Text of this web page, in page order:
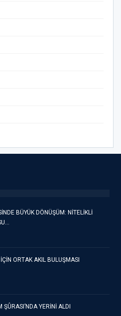
BÜYÜK DÖNÜŞÜM: NİTELİKLİ
ORTAK AKIL BULUŞMASI
ŞÛRASI’NDA YERİNİ ALDI